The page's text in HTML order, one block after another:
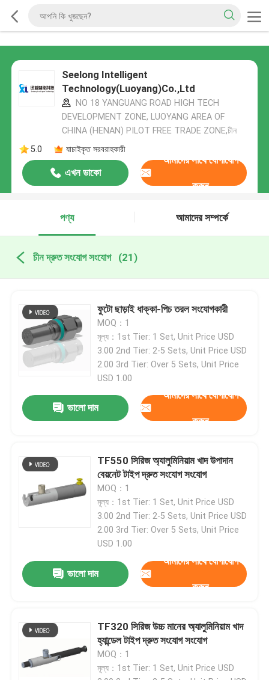
Seelong Intelligent
Technology(Luoyang)Co.,Ltd
NO 18 YANGUANG ROAD HIGH TECH
DEVELOPMENT ZONE, LUOYANG AREA OF
CHINA (HENAN) PILOT FREE TRADE ZONE,চীন
5.0
যাচাইকৃত সরবরাহকারী
এখন ডাকো
আমাদের সাথে যোগাযোগ
করুন
পণ্য আমাদের সম্পর্কে
চীন দ্রুত সংযোগ সংযোগ (21)
ফুটো ছাড়াই ধাক্কা-পিচ তরল সংযোগকারী
MOQ：1
মূল্য：1st Tier: 1 Set, Unit Price USD
3.00 2nd Tier: 2-5 Sets, Unit Price USD
2.00 3rd Tier: Over 5 Sets, Unit Price
USD 1.00
ভালো দাম
আমাদের সাথে যোগাযোগ
করুন
TF550 সিরিজ অ্যালুমিনিয়াম খাদ উপাদান
বেয়নেট টাইপ দ্রুত সংযোগ সংযোগ
MOQ：1
মূল্য：1st Tier: 1 Set, Unit Price USD
3.00 2nd Tier: 2-5 Sets, Unit Price USD
2.00 3rd Tier: Over 5 Sets, Unit Price
USD 1.00
ভালো দাম
আমাদের সাথে যোগাযোগ
করুন
TF320 সিরিজ উচ্চ মানের অ্যালুমিনিয়াম খাদ
হ্যান্ডেল টাইপ দ্রুত সংযোগ সংযোগ
MOQ：1
মূল্য：1st Tier: 1 Set, Unit Price USD